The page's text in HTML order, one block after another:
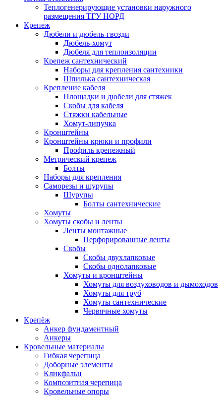
Теплогенерирующие установки наружного
размещения ТГУ НОРД
Крепеж
Дюбели и дюбель-гвозди
Дюбель-хомут
Дюбеля для теплоизоляции
Крепеж сантехнический
Наборы для крепления сантехники
Шпилька сантехническая
Крепление кабеля
Площадки и дюбели для стяжек
Скобы для кабеля
Стяжки кабельные
Хомут-липучка
Кронштейны
Кронштейны крюки и профили
Профиль крепежный
Метрический крепеж
Болты
Наборы для крепления
Саморезы и шурупы
Шурупы
Болты сантехнические
Хомуты
Хомуты скобы и ленты
Ленты монтажные
Перфорированные ленты
Скобы
Скобы двухлапковые
Скобы однолапковые
Хомуты и кронштейны
Хомуты для воздуховодов и дымоходов
Хомуты для труб
Хомуты сантехнические
Червячные хомуты
Крепёж
Анкер фундаментный
Анкеры
Кровельные материалы
Гибкая черепица
Доборные элементы
Кликфальц
Композитная черепица
Кровельные опоры